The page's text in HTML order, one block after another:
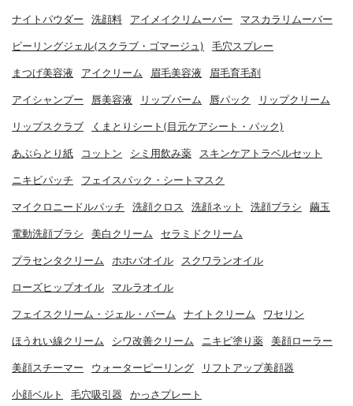
ナイトパウダー 洗顔料 アイメイクリムーバー マスカラリムーバー
ピーリングジェル(スクラブ・ゴマージュ) 毛穴スプレー
まつげ美容液 アイクリーム 眉毛美容液 眉毛育毛剤
アイシャンプー 唇美容液 リップバーム 唇パック リップクリーム
リップスクラブ くまとりシート(目元ケアシート・パック)
あぶらとり紙 コットン シミ用飲み薬 スキンケアトラベルセット
ニキビパッチ フェイスパック・シートマスク
マイクロニードルパッチ 洗顔クロス 洗顔ネット 洗顔ブラシ 繭玉
電動洗顔ブラシ 美白クリーム セラミドクリーム
プラセンタクリーム ホホバオイル スクワランオイル
ローズヒップオイル マルラオイル
フェイスクリーム・ジェル・バーム ナイトクリーム ワセリン
ほうれい線クリーム シワ改善クリーム ニキビ塗り薬 美顔ローラー
美顔スチーマー ウォーターピーリング リフトアップ美顔器
小顔ベルト 毛穴吸引器 かっさプレート